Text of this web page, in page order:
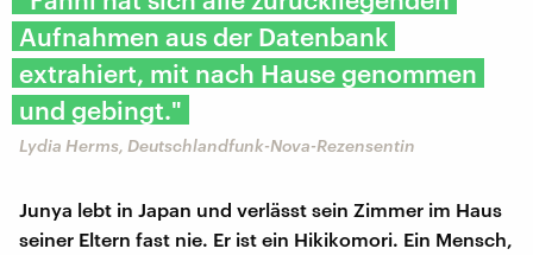
Aufnahmen aus der Datenbank
extrahiert, mit nach Hause genommen
und gebingt."
Lydia Herms, Deutschlandfunk-Nova-Rezensentin
Junya lebt in Japan und verlässt sein Zimmer im Haus
seiner Eltern fast nie. Er ist ein Hikikomori. Ein Mensch,